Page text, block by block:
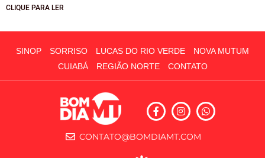
CLIQUE PARA LER
SINOP SORRISO LUCAS DO RIO VERDE
NOVA MUTUM
CUIABÁ
REGIÃO NORTE CONTATO
CONTATO@BOMDIAMT.COM